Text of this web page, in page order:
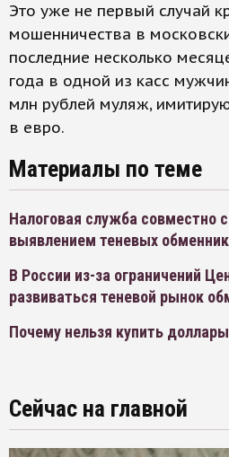
Это уже не первый случай
мошенничества в
последние несколько
года в одной из касс
млн рублей муляж,
в евро.
Материалы по теме
Налоговая служба совместно
выявлением теневых
В России из-за ограничений
развиваться теневой рынок
Почему нельзя купить доллары
Сейчас на главной